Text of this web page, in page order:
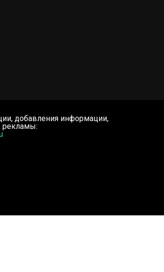
добавления информации,
рекламы: